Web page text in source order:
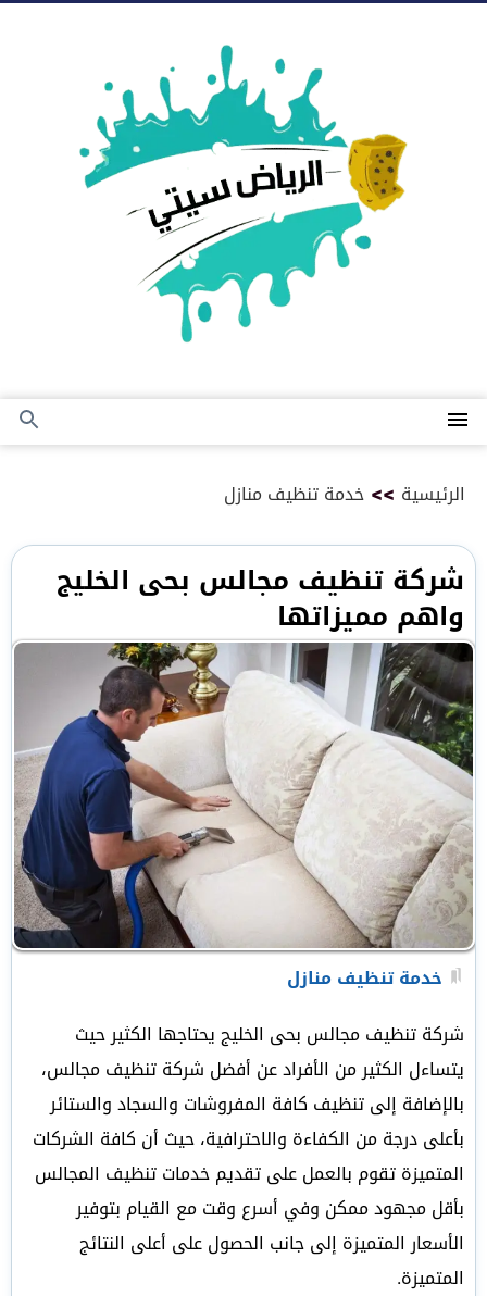
القائمة
بحث
الرئيسية >> خدمة تنظيف منازل
شركة تنظيف مجالس بحى الخليج
واهم مميزاتها
خدمة تنظيف منازل
شركة تنظيف مجالس بحى الخليج يحتاجها الكثير حيث
يتساءل الكثير من الأفراد عن أفضل شركة تنظيف مجالس،
بالإضافة إلى تنظيف كافة المفروشات والسجاد والستائر
بأعلى درجة من الكفاءة والاحترافية، حيث أن كافة الشركات
المتميزة تقوم بالعمل على تقديم خدمات تنظيف المجالس
بأقل مجهود ممكن وفي أسرع وقت مع القيام بتوفير
الأسعار المتميزة إلى جانب الحصول على أعلى النتائج
المتميزة.